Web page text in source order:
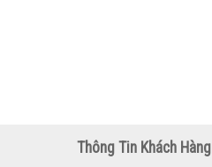
Thông Tin Khách Hàng